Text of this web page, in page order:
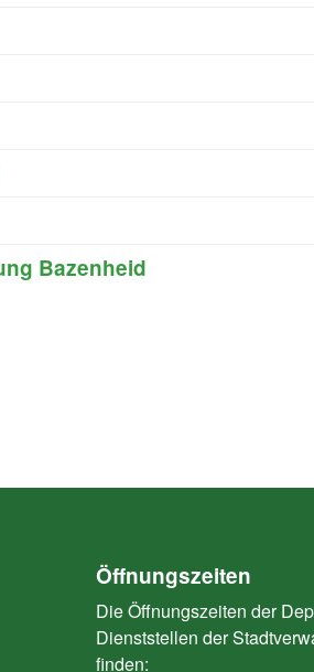
Bazenheid
Öffnungszeiten
Die Öffnungszeiten der
Dienststellen der
finden: